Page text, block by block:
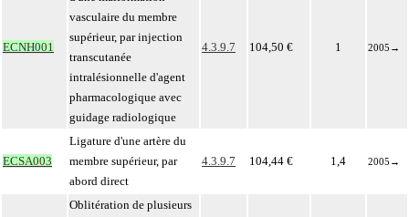
ECNH001
vasculaire du membre
supérieur, par injection
transcutanée
intralésionnelle d'agent
pharmacologique avec
guidage radiologique
4.3.9.7 104,50 € 1 2005 →
ECSA003
Ligature d'une artère du
membre supérieur, par
abord direct
4.3.9.7 104,44 € 1,4 2005 →
Oblitération de plusieurs